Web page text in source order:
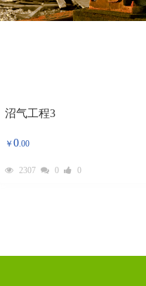
沼气工程3
￥ 0.00
2307 0 0